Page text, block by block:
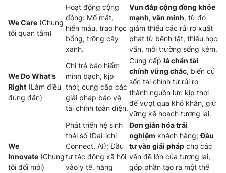
We Care (Chúng
tôi quan tâm)
Hoạt động cộng
đồng: Mổ mắt,
hiến máu, trao học
bổng, trồng cây
xanh.
Vun đắp cộng đồng khỏe
mạnh, văn minh, từ đó
giảm thiểu các rủi ro xuất
phát từ bệnh tật, thiếu học
vấn, môi trường sống kém.
We Do What's
Right (Làm điều
đúng đắn)
Chi trả bảo hiểm
minh bạch, kịp
thời; cung cấp các
giải pháp bảo vệ
tài chính toàn diện.
Cung cấp lá chắn tài
chính vững chắc, biến cú
sốc tài chính từ rủi ro
thành nguồn lực kịp thời
để vượt qua khó khăn, giữ
vững kế hoạch tương lai.
We
Innovate (Chúng
tôi đổi mới)
Phát triển hệ sinh
thái số (Dai-ichi
Connect, AI); Đầu
tư tác động xã hội
vào y tế, năng
Đơn giản hóa trải
nghiệm khách hàng;Đầu
tư vào giải pháp cho các
vấn đề lớn của tương lai,
góp phần tạo ra một thế